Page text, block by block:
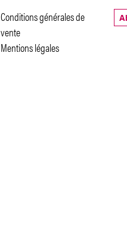
Conditions générales de
vente
Mentions légales